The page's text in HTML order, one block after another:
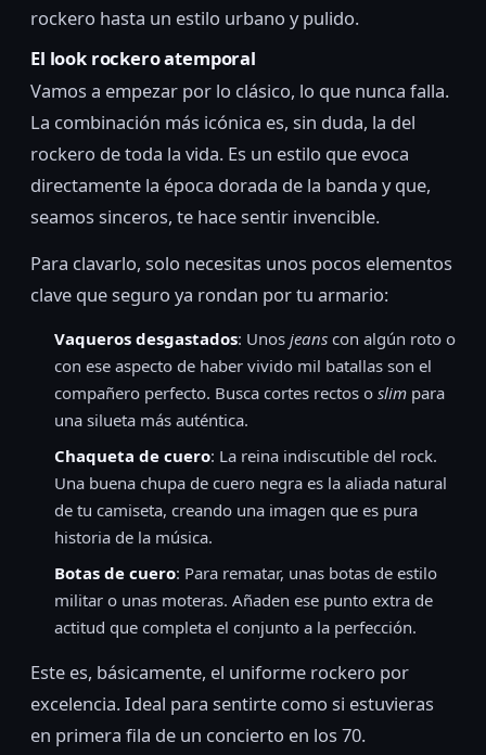
rockero hasta un estilo urbano y pulido.
El look rockero atemporal
Vamos a empezar por lo clásico, lo que nunca falla.
La combinación más icónica es, sin duda, la del
rockero de toda la vida. Es un estilo que evoca
directamente la época dorada de la banda y que,
seamos sinceros, te hace sentir invencible.
Para clavarlo, solo necesitas unos pocos elementos
clave que seguro ya rondan por tu armario:
Vaqueros desgastados: Unos jeans con algún roto o
con ese aspecto de haber vivido mil batallas son el
compañero perfecto. Busca cortes rectos o slim para
una silueta más auténtica.
Chaqueta de cuero: La reina indiscutible del rock.
Una buena chupa de cuero negra es la aliada natural
de tu camiseta, creando una imagen que es pura
historia de la música.
Botas de cuero: Para rematar, unas botas de estilo
militar o unas moteras. Añaden ese punto extra de
actitud que completa el conjunto a la perfección.
Este es, básicamente, el uniforme rockero por
excelencia. Ideal para sentirte como si estuvieras
en primera fila de un concierto en los 70.